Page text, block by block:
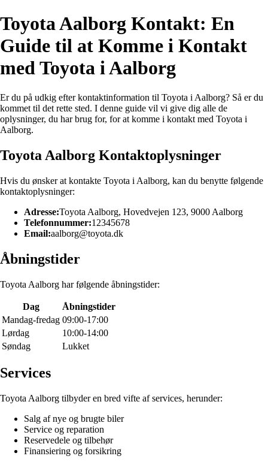
Toyota Aalborg Kontakt: En
Guide til at Komme i Kontakt
med Toyota i Aalborg
Er du på udkig efter kontaktinformation til Toyota i Aalborg? Så er du
kommet til det rette sted. I denne guide vil vi give dig alle de
oplysninger, du har brug for, for at komme i kontakt med Toyota i
Aalborg.
Toyota Aalborg Kontaktoplysninger
Hvis du ønsker at kontakte Toyota i Aalborg, kan du benytte følgende
kontaktoplysninger:
Adresse:Toyota Aalborg, Hovedvejen 123, 9000 Aalborg
Telefonnummer:12345678
Email:aalborg@toyota.dk
Åbningstider
Toyota Aalborg har følgende åbningstider:
Dag
Åbningstider
Mandag-fredag 09:00-17:00
Lørdag
10:00-14:00
Søndag
Lukket
Services
Toyota Aalborg tilbyder en bred vifte af services, herunder:
Salg af nye og brugte biler
Service og reparation
Reservedele og tilbehør
Finansiering og forsikring